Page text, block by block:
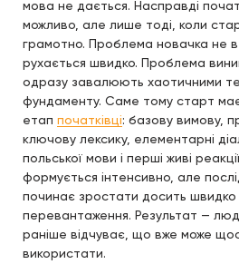
мова не дається. Насправді
можливо, але лише тоді, коли
грамотно. Проблема новачка не в
рухається швидко. Проблема
одразу завалюють хаотичними
фундаменту. Саме тому старт
етап початківці: базову вимову,
ключову лексику, елементарні
польської мови і перші живі
формується інтенсивно, але
починає зростати досить швидко
перевантаження. Результат —
раніше відчуває, що вже може
використати.